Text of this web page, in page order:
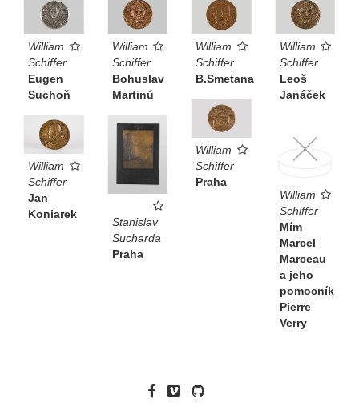
William
Schiffer
Eugen
Suchoň
William
Schiffer
Bohuslav
Martinú
William
Schiffer
B.Smetana
William
Schiffer
Leoš
Janáček
William
Schiffer
Praha
William
Schiffer
Jan
Koniarek
Stanislav
Sucharda
Praha
William
Schiffer
Mím
Marcel
Marceau
a jeho
pomocník
Pierre
Verry